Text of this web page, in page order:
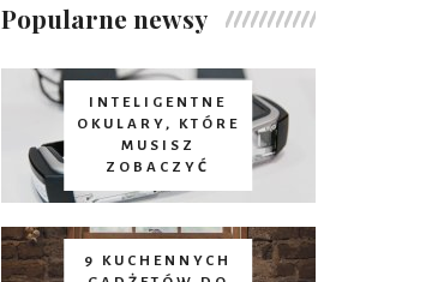
Popularne newsy
INTELIGENTNE
OKULARY, KTÓRE
MUSISZ
ZOBACZYĆ
9 KUCHENNYCH